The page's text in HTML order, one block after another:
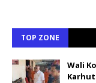
TOP ZONE
Wali